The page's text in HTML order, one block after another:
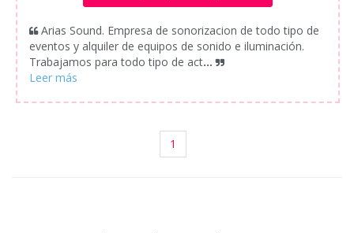
Arias Sound. Empresa de sonorizacion de todo tipo de
eventos y alquiler de equipos de sonido e iluminación.
Trabajamos para todo tipo de act...
1